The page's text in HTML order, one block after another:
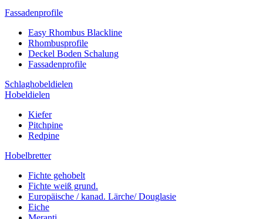
Fassadenprofile
Easy Rhombus Blackline
Rhombusprofile
Deckel Boden Schalung
Fassadenprofile
Schlaghobeldielen
Hobeldielen
Kiefer
Pitchpine
Redpine
Hobelbretter
Fichte gehobelt
Fichte weiß grund.
Europäische / kanad. Lärche/ Douglasie
Eiche